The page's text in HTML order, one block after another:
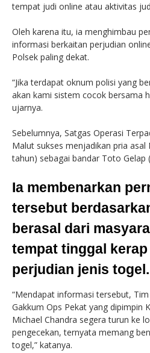
tempat judi online atau aktivitas
Oleh karena itu, ia menghimbau
informasi berkaitan perjudian
Polsek paling dekat.
“Jika terdapat oknum polisi yang
akan kami sistem cocok bersama
ujarnya.
Sebelumnya, Satgas Operasi
Malut sukses menjadikan pria asal
tahun) sebagai bandar Toto Gelap
Ia membenarkan
tersebut
berasal dari
tempat tinggal
perjudian jenis togel.
“Mendapat informasi tersebut,
Gakkum Ops Pekat yang dipimpin
Michael Chandra segera turun ke
pengecekan, ternyata memang
togel,” katanya.